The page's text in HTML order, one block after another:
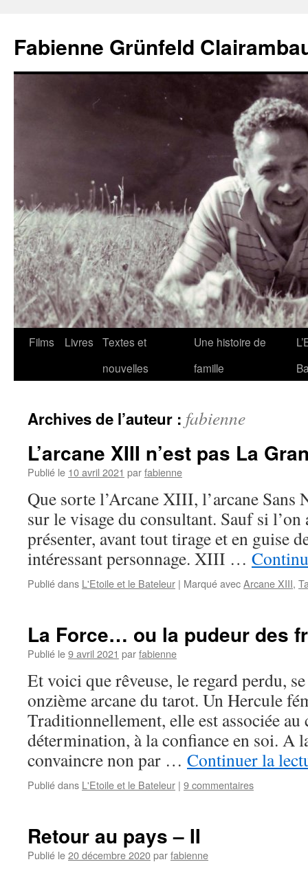
contenu
Fabienne Grünfeld
Films Livres
Textes et
nouvelles
Une histoire de
famille
Archives de l’auteur : fabienne
L’arcane XIII n’est pas La
Publié le 10 avril 2021 parfabienne
Que sorte l’Arcane XIII, l’arcane Sans
sur le visage du consultant. Sauf si
présenter, avant tout tirage et en guise
intéressant personnage. XIII …
Publié dans L'Etoile et le Bateleur | Marqué avecArcane XIII,
La Force… ou la pudeur des
Publié le9 avril 2021 parfabienne
Et voici que rêveuse, le regard perdu,
onzième arcane du tarot. Un Hercule
Traditionnellement, elle est associée au
détermination, à la confiance en soi. A
convaincre non par … Continuer la
Publié dans L'Etoile et le Bateleur | 9 commentaires
Retour au pays – II
Publié le20 décembre 2020parfabienne